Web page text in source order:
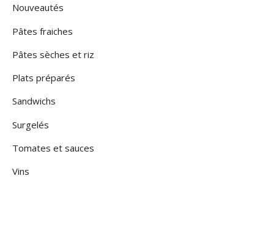
Nouveautés
Pâtes fraiches
Pâtes sèches et riz
Plats préparés
Sandwichs
Surgelés
Tomates et sauces
Vins